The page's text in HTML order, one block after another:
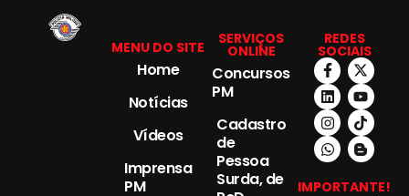
MENU DO SITE
Home
Notícias
Vídeos
Imprensa
PM
SERVIÇOS
ONLINE
Concursos
PM
Cadastro
de
Pessoa
Surda, de
REDES
SOCIAIS
IMPORTANTE!